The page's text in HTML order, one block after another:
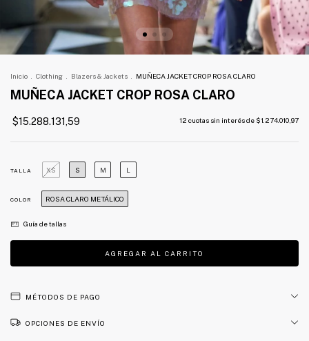
Inicio Clothing Blazers & Jackets MUÑECA JACKET CROP ROSA CLARO
MUÑECA JACKET CROP ROSA CLARO
$15.288.131,59 12 cuotas sin interés de $1.274.010,97
TALLA XS S M L
COLOR ROSA CLARO METÁLICO
Guía de tallas
MÉTODOS DE PAGO
OPCIONES DE ENVÍO